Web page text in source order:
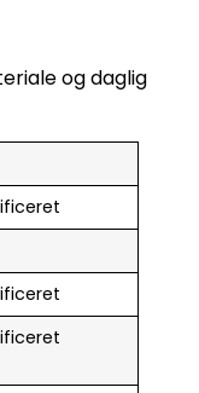
og daglig